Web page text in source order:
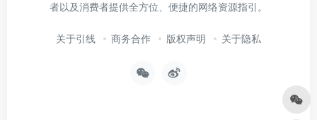
者以及消费者提供全方位、便捷的网络资源指引。
关于引线 商务合作 版权声明 关于隐私